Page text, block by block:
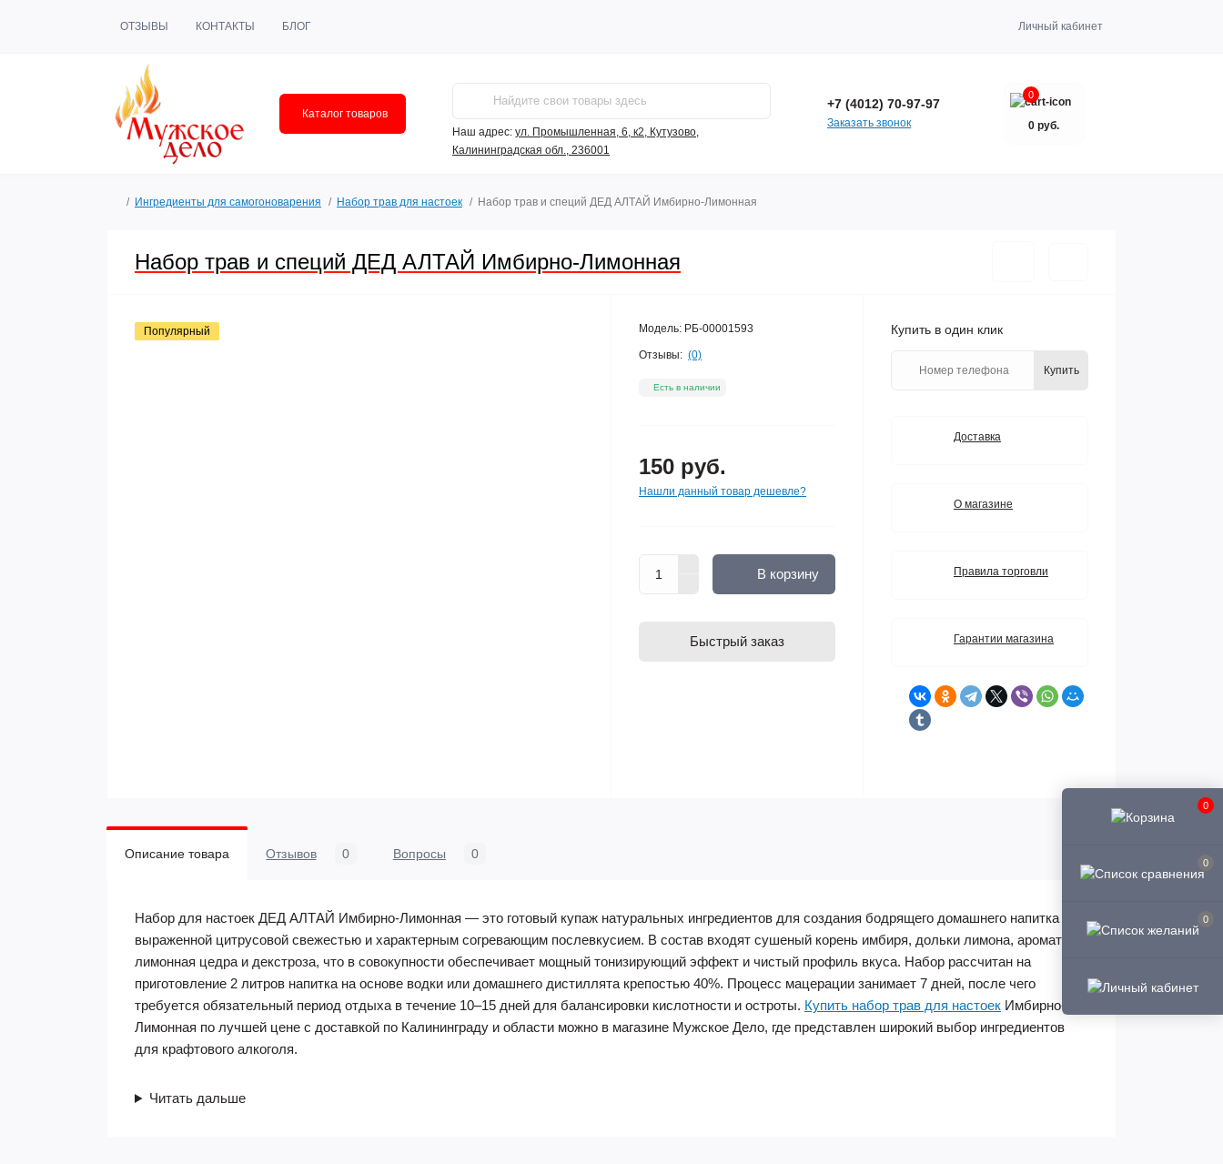
0
0
0
ОТЗЫВЫ КОНТАКТЫ БЛОГ Личный кабинет
Каталог товаров
Наш адрес: ул. Промышленная, 6, к2, Кутузово,
Калининградская обл., 236001
+7 (4012) 70-97-97
Заказать звонок
0
0 руб.
Ингредиенты для самогоноварения Набор трав для настоек Набор трав и специй ДЕД АЛТАЙ Имбирно-Лимонная
Набор трав и специй ДЕД АЛТАЙ Имбирно-Лимонная
Популярный Модель: РБ-00001593
Отзывы: (0)
Есть в наличии
150 руб.
Нашли данный товар дешевле?
В корзину
Быстрый заказ
Купить в один клик
Купить
Доставка
О магазине
Правила торговли
Гарантии магазина
Описание товара Отзывов 0 Вопросы 0
Набор для настоек ДЕД АЛТАЙ Имбирно-Лимонная — это готовый купаж натуральных ингредиентов для создания бодрящего домашнего напитка с
выраженной цитрусовой свежестью и характерным согревающим послевкусием. В состав входят сушеный корень имбиря, дольки лимона, ароматная
лимонная цедра и декстроза, что в совокупности обеспечивает мощный тонизирующий эффект и чистый профиль вкуса. Набор рассчитан на
приготовление 2 литров напитка на основе водки или домашнего дистиллята крепостью 40%. Процесс мацерации занимает 7 дней, после чего
требуется обязательный период отдыха в течение 10–15 дней для балансировки кислотности и остроты. Купить набор трав для настоек Имбирно-
Лимонная по лучшей цене с доставкой по Калининграду и области можно в магазине Мужское Дело, где представлен широкий выбор ингредиентов
для крафтового алкоголя.
Читать дальше